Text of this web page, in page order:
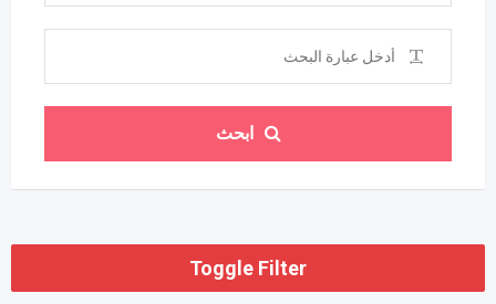
ابحث
Toggle Filter